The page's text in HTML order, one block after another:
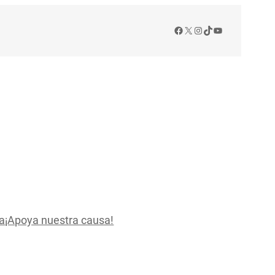
Facebook
X Instagram
TikTok
YouTube
¡Apoya nuestra causa!